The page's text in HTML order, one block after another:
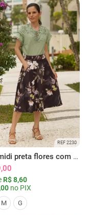
REF 2230
Saia midi preta flores com bolsos
R$ 8,60
no PIX
M G